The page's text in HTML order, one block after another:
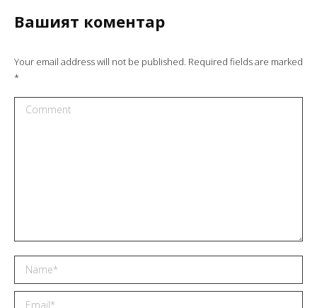
Вашият коментар
Your email address will not be published. Required fields are marked
*
Comment
Name *
Email *